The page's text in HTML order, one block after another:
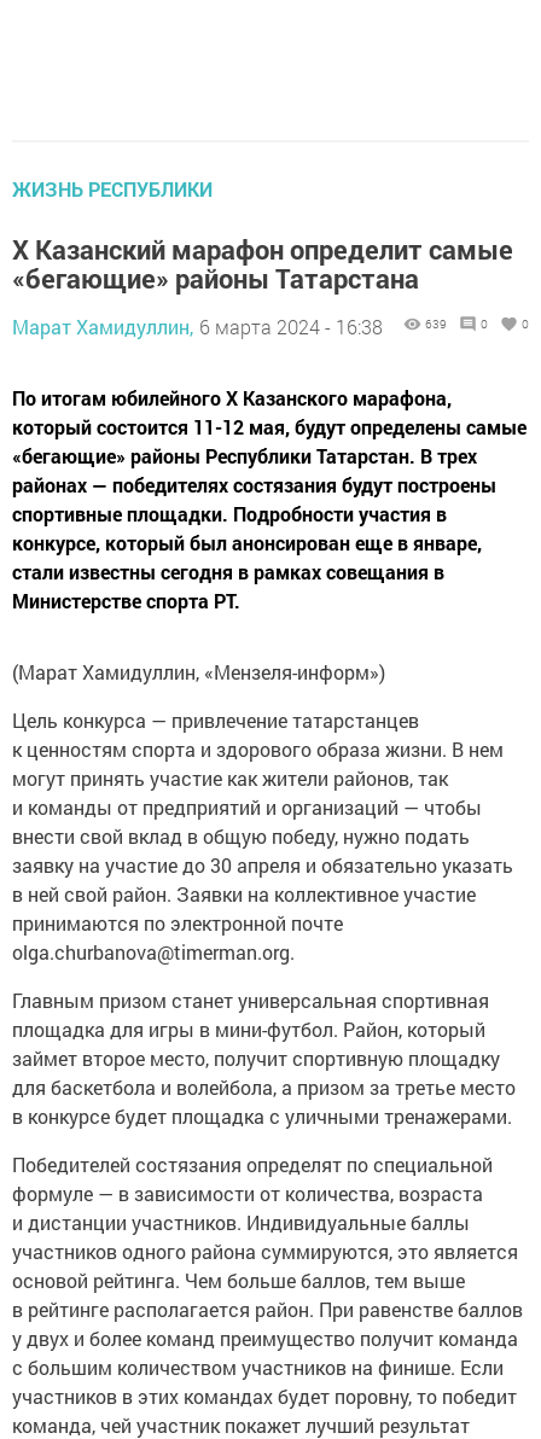
ЖИЗНЬ РЕСПУБЛИКИ
X Казанский марафон определит самые
«бегающие» районы Татарстана
Марат Хамидуллин, 6 марта 2024 - 16:38 639 0 0
По итогам юбилейного X Казанского марафона,
который состоится 11-12 мая, будут определены самые
«бегающие» районы Республики Татарстан. В трех
районах — победителях состязания будут построены
спортивные площадки. Подробности участия в
конкурсе, который был анонсирован еще в январе,
стали известны сегодня в рамках совещания в
Министерстве спорта РТ.
(Марат Хамидуллин, «Мензеля-информ»)
Цель конкурса — привлечение татарстанцев
к ценностям спорта и здорового образа жизни. В нем
могут принять участие как жители районов, так
и команды от предприятий и организаций — чтобы
внести свой вклад в общую победу, нужно подать
заявку на участие до 30 апреля и обязательно указать
в ней свой район. Заявки на коллективное участие
принимаются по электронной почте
olga.churbanova@timerman.org.
Главным призом станет универсальная спортивная
площадка для игры в мини-футбол. Район, который
займет второе место, получит спортивную площадку
для баскетбола и волейбола, а призом за третье место
в конкурсе будет площадка с уличными тренажерами.
Победителей состязания определят по специальной
формуле — в зависимости от количества, возраста
и дистанции участников. Индивидуальные баллы
участников одного района суммируются, это является
основой рейтинга. Чем больше баллов, тем выше
в рейтинге располагается район. При равенстве баллов
у двух и более команд преимущество получит команда
с большим количеством участников на финише. Если
участников в этих командах будет поровну, то победит
команда, чей участник покажет лучший результат